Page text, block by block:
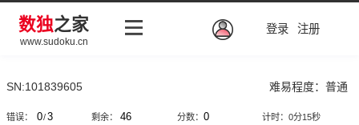
数独之家
www.sudoku.cn
登录 注册
SN:101839605 难易程度：普通
错误： / 剩余： 分数： 计时：0分15秒